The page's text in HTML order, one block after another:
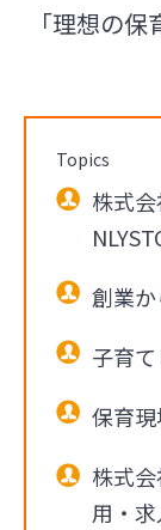
「理想の
Topics
株式
創業
子育
保育現
株式
用・